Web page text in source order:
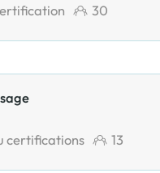
30
certifications 13